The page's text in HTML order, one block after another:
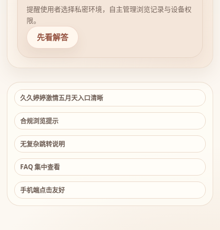
提醒使用者选择私密环境，自主管理浏览记录与设备权
限。
先看解答
久久婷婷激情五月天入口清晰
合规浏览提示
无复杂跳转说明
FAQ 集中查看
手机端点击友好